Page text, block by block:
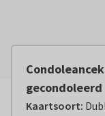
gecondoleerd
Kaartsoort:
Vanaf: € 2,99